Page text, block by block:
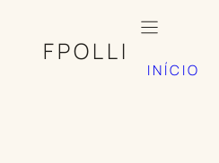
paraFPOLLI
INÍCIO